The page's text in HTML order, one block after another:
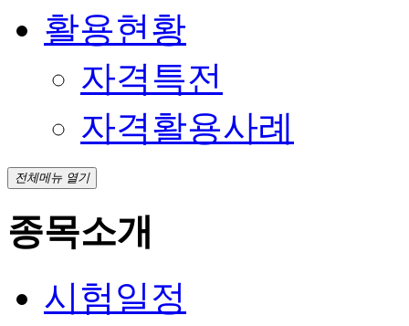
활용현황
자격특전
자격활용사례
전체메뉴 열기
종목소개
시험일정